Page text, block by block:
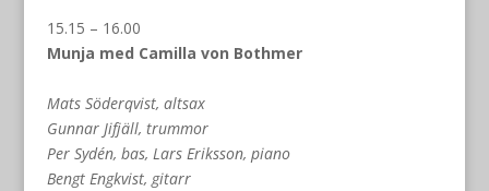
15.15 – 16.00
Munja med Camilla von Bothmer
Mats Söderqvist, altsax
Gunnar Jifjäll, trummor
Per Sydén, bas, Lars Eriksson, piano
Bengt Engkvist, gitarr